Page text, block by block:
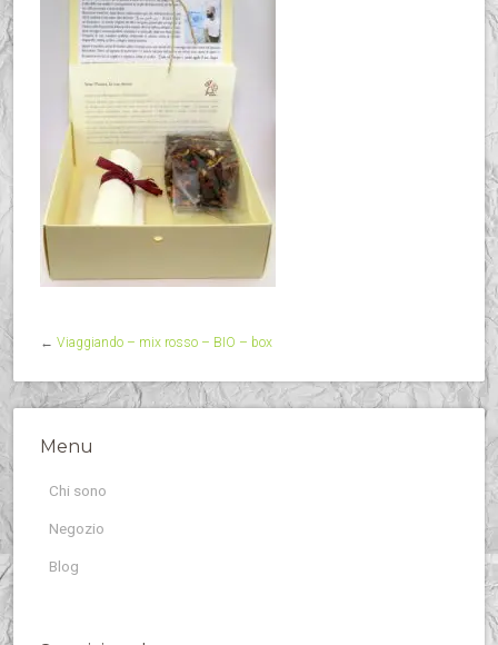
← Viaggiando – mix rosso – BIO – box
Menu
Chi sono
Negozio
Blog